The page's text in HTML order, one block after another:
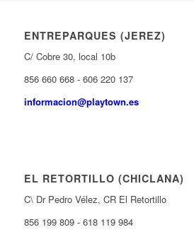
ENTREPARQUES (JEREZ)
C/ Cobre 30, local 10b
856 660 668 - 606 220 137
informacion@playtown.es
EL RETORTILLO (CHICLANA)
C\ Dr Pedro Vélez, CR El Retortillo
856 199 809 - 618 119 984